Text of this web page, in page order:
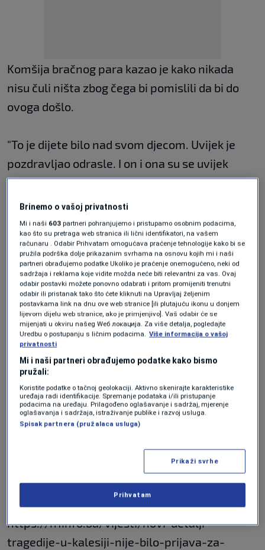
Komšija bračnog para kazao je kako nikada
nisu čuli ništa zbog čega bi pomislili da bi do
ovoga došlo.
"To je dijete bilo nad svom djecom. Uvijek je
pozdravljao odrasle. I on i ona su se uvijek
pozdravljali i upitali", rekao je.
Komšinica kaže kako su bili divni, pogotovo
dječak.
"Bio je divan. Toliko mi je žao da bih sada iz
sveg glasa plakala", rekla je.
"Iznenađeni smo. To potrese čovjeka. Pogotovo
zbog djeteta", kazao je jedan od građana.
U šoku su i drugari 13-godišnjaka. Kazali su
kako su ga jučer cijeli dan zvali i slali mu
poruke, ali se nije javljao. Posljednji put su ga
"Bio je dobar drug i dobar fudbaler", naveli su.
https://n1info.ba/vijesti/novi-detalji-
tragedije-u-kalesiji-nije-bilo-prijava-za-
Brinemo o vašoj privatnosti
Mi i naši 603 partneri pohranjujemo i pristupamo osobnim podacima,
kao što su pretraga web stranica ili lični identifikatori, na vašem
računaru . Odabir Prihvatam omogućava praćenje tehnologije kako bi se
pružila podrška dolje prikazanim svrhama na osnovu kojih mi i naši
partneri obrađujemo podatke Ukoliko je praćenje onemogućeno, neki od
sadržaja i reklama koje vidite možda neće biti relevantni za vas. Ovaj
odabir postavki možete ponovno odabrati i pritom promijeniti trenutni
odabir ili pristanak tako što ćete kliknuti na Upravljaj željenim
postavkama link na dnu ove web stranice [ili plutajuću ikonu u donjem
lijevom dijelu web stranice, ako je primjenjivo]. Vaš odabir će se
mijenjati u okviru našeg Wеб локација. Za više detalja, pogledajte
Uredbu o postupanju s ličnim podacima. Više informacija o vašoj
privatnosti
Mi i naši partneri obrađujemo podatke kako bismo
pružali:
Koristite podatke o tačnoj geolokaciji. Aktivno skenirajte karakteristike
uređaja radi identifikacije. Spremanje podataka i/ili pristupanje
podacima na uređaju. Prilagođeno oglašavanje i sadržaj, mjerenje
oglašavanja i sadržaja, istraživanje publike i razvoj usluga.
Spisak partnera (pružalaca usluga)
Prikaži svrhe
Prihvatam